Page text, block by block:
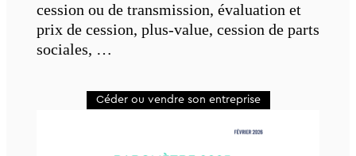
cession ou de transmission, évaluation et
prix de cession, plus-value, cession de parts
sociales, …
Céder ou vendre son entreprise